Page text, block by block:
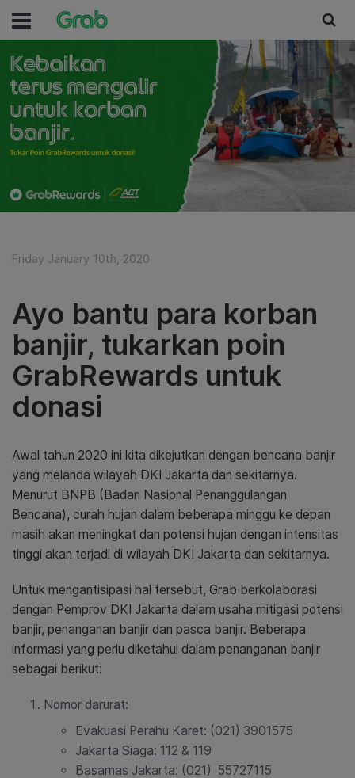
Friday January 10th, 2020
Ayo bantu para korban
banjir, tukarkan poin
GrabRewards untuk
donasi
Awal tahun 2020 ini kita dikejutkan dengan bencana banjir
yang melanda wilayah DKI Jakarta dan sekitarnya.
Menurut BNPB (Badan Nasional Penanggulangan
Bencana), curah hujan dalam beberapa minggu ke depan
masih akan meningkat dan potensi hujan dengan intensitas
tinggi akan terjadi di wilayah DKI Jakarta dan sekitarnya.
Untuk mengantisipasi hal tersebut, Grab berkolaborasi
dengan Pemprov DKI Jakarta dalam usaha mitigasi potensi
banjir, penanganan banjir dan pasca banjir. Beberapa
informasi yang perlu diketahui dalam penanganan banjir
sebagai berikut:
Nomor darurat:
Evakuasi Perahu Karet: (021) 3901575
Jakarta Siaga: 112 & 119
Basarnas Jakarta: (021) 55727115